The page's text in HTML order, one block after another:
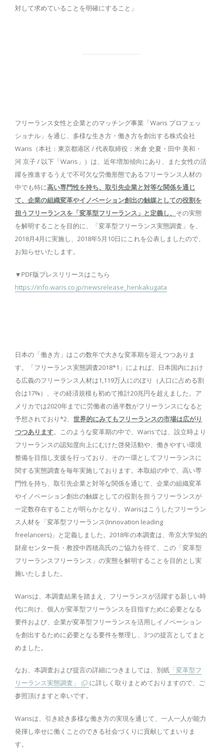
対して求めていることを明確にすること」
フリーランス女性と企業とのマッチング事業「Waris プロフェッ
ショナル」を通じ、多様な生き方・働き方を創出する株式会社
Waris（本社：東京都港区 / 代表取締役：米倉 史夏・田中 美和・
河 京子 / 以下「Waris」）は、近年増加傾向にあり、また女性の活
躍を推進するうえで不可欠な労働形態であるフリーランス人材の
中でも特に高い専門性を持ち、取引先企業と対等な関係を通じ
て、企業の組織変革やイノベーション創出の触媒としての役割を
担うフリーランスを「変革型フリーランス」と定義し、 その実態
を解明することを目的に、「変革型フリーランス実態調査」を、
2018月4月に実施し、2018年5月10日にこれを公表しましたので、
お知らせいたします。
▼PDF版プレスリリースはこちら
https://info.waris.co.jp/newsrelease_henkakugata
日本の「働き方」はこの数年で大きな変革期を迎えつつありま
す。「フリーランス実態調査2018*1」によれば、日本国内におけ
る広義のフリーランス人材は1,119万人にのぼり（人口に占める割
合は17%）、その経済規模も初めて推計20兆円を超えました。ア
メリカでは2020年までに労働者の過半数がフリーランスになると
予想されており*2、 世界的にみてもフリーランスの市場は広がり
つつあります。このような変革期の中で、Warisでは、設立時より
フリーランスの認知度向上にむけた啓発活動や、働きやすい環境
整備を目指し支援を行っており、その一環としてフリーランスに
関する実態調査を毎年実施しております。本取組の中で、高い専
門性を持ち、取引先企業と対等な関係を通じて、企業の組織変革
やイノベーション創出の触媒としての役割を担うフリーランスが
一定数存在することが明らかとなり、Warisはこうしたフリーラン
ス人材を「変革型フリーランス(Innovation leading
freelancers)」と定義しました。2018年の本調査は、帝京大学知的
財産センター長・教授中西穂高氏のご協力を得て、この「変革型
フリーランスフリーランス」の実態を解明することを目的とし実
施いたしました。
Warisは、本調査結果を踏まえ、フリーランスが活躍する新しい時
代に向け、個人が変革型フリーランスを目指すために必要となる
要件および、企業が変革型フリーランスを活用しイノベーション
を創出するために必要となる要件を整理し、3つの提言としてまと
めました。
なお、本調査および提言の詳細につきましては、別紙 「変革型フ
リーランス実態調査」
に詳しく取りまとめておりますので、ご
参照頂けますと幸いです。
Warisは、引き続き多様な働き方の実現を通じて、一人一人が能力
発揮し幸せに働くことのできる社会づくりに貢献してまいりま
す。